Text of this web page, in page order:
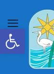
Ανοίξτε τη